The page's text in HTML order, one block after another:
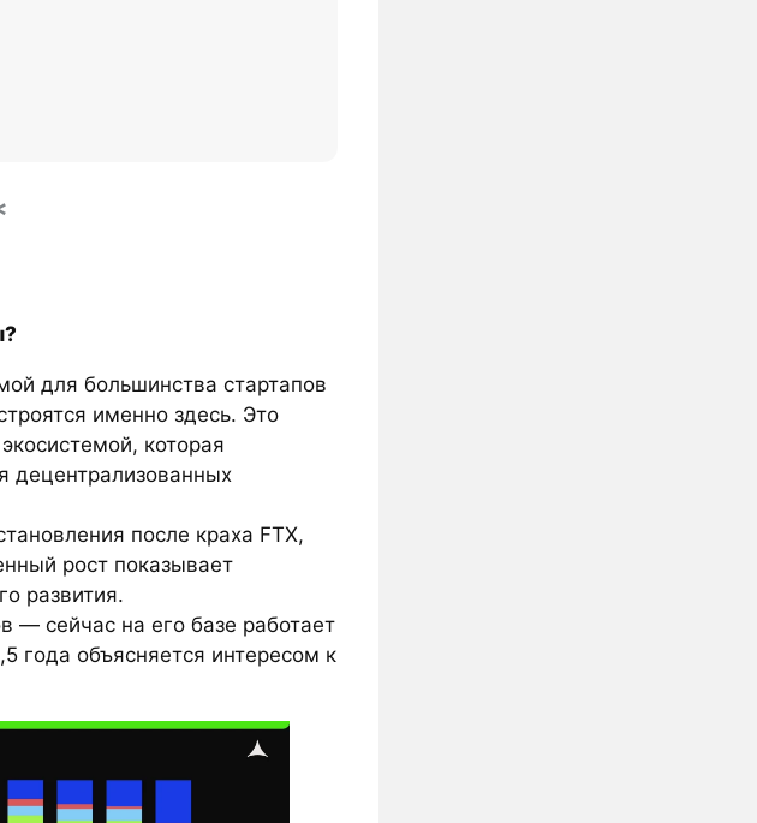
для большинства стартапов
именно здесь. Это
которая
децентрализованных
после краха FTX,
рост показывает
развития.
— сейчас на его базе работает
года объясняется интересом к